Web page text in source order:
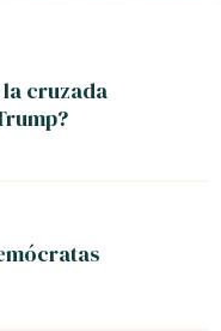
cruzada